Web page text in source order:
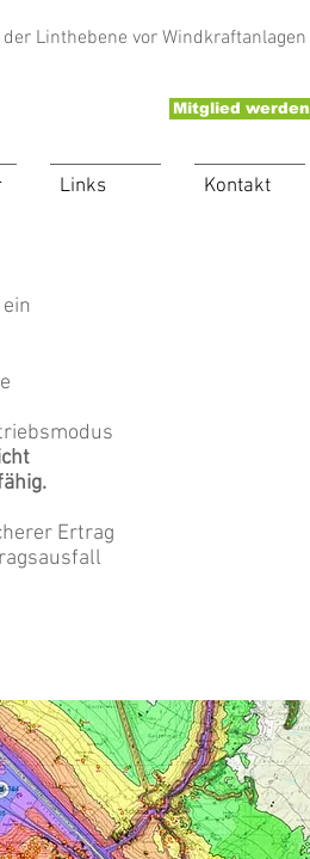
Linthebene vor Windkraftanlagen
Mitglied werden
Links Kontakt
Ertrag